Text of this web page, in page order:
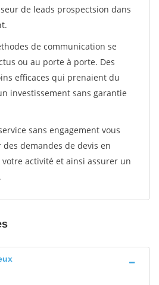
de leads prospectsion dans
de communication se
ou au porte à porte. Des
efficaces qui prenaient du
investissement sans garantie
sans engagement vous
demandes de devis en
activité et ainsi assurer un